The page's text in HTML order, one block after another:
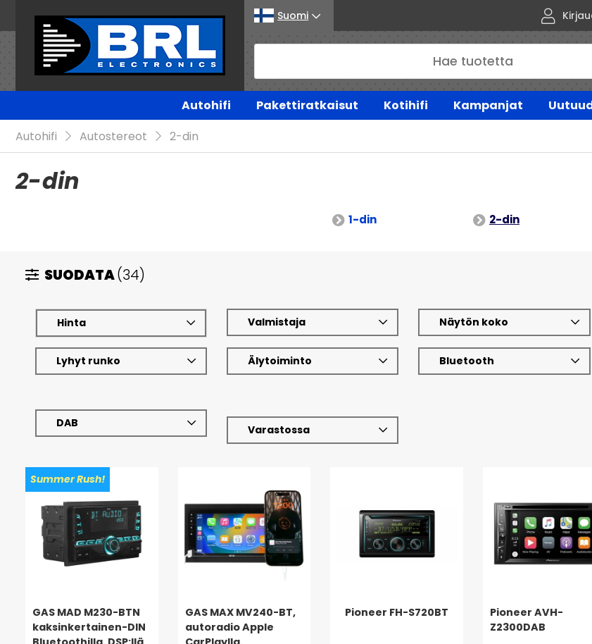
Suomi
Autohifi Pakettiratkaisut Kotihifi Kampanjat
Autohifi
Autostereot 2-din
2-din
1-din 2-din
SUODATA(34)
Hinta Valmistaja Näytön koko
Lyhyt runko Älytoiminto Bluetooth
DAB Varastossa
Summer Rush!
GAS MAD M230-BTN
kaksinkertainen-DIN
GAS MAX MV240-BT,
autoradio Apple
Pioneer FH-S720BT
Pioneer AVH-
Z2300DAB